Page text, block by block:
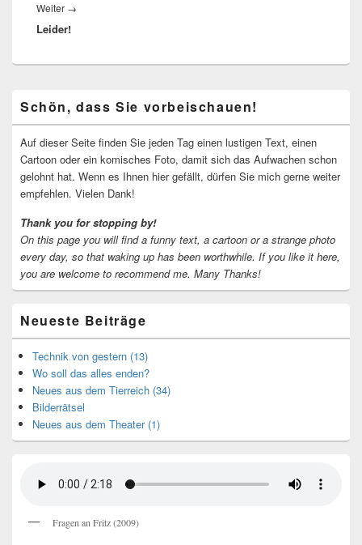
Weiter →
Leider!
Seitenleisten-
Widgetbereich
Schön, dass Sie vorbeischauen!
Auf dieser Seite finden Sie jeden Tag einen lustigen Text, einen
Cartoon oder ein komisches Foto, damit sich das Aufwachen schon
gelohnt hat. Wenn es Ihnen hier gefällt, dürfen Sie mich gerne weiter
empfehlen. Vielen Dank!
Thank you for stopping by!
On this page you will find a funny text, a cartoon or a strange photo
every day, so that waking up has been worthwhile. If you like it here,
you are welcome to recommend me. Many Thanks!
Neueste Beiträge
Technik von gestern (13)
Wo soll das alles enden?
Neues aus dem Tierreich (34)
Bilderrätsel
Neues aus dem Theater (1)
Fragen an Fritz (2009)